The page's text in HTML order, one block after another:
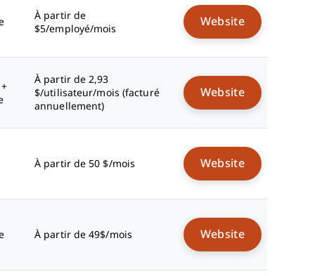
À partir de
$5/employé/mois
Website
À partir de 2,93
$/utilisateur/mois (facturé
annuellement)
Website
À partir de 50 $/mois Website
À partir de 49$/mois Website